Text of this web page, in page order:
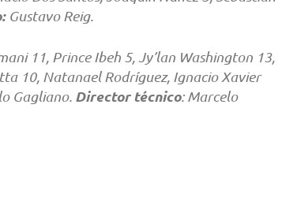
Gustavo Reig.
11, Prince Ibeh 5, Jy’lan Washington 13,
10, Natanael Rodríguez, Ignacio Xavier
Gagliano. Director técnico: Marcelo